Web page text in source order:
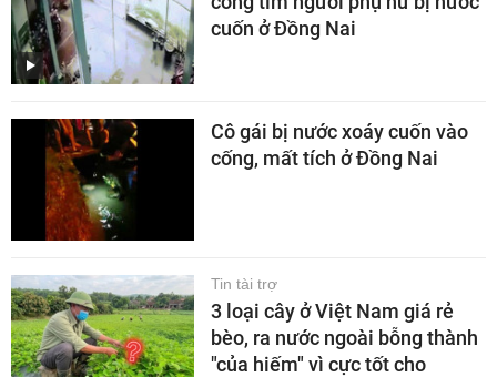
cuốn ở Đồng Nai
Cô gái bị nước xoáy cuốn vào
cống, mất tích ở Đồng Nai
Tin tài trợ
3 loại cây ở Việt Nam giá rẻ
bèo, ra nước ngoài bỗng thành
"của hiếm" vì cực tốt cho